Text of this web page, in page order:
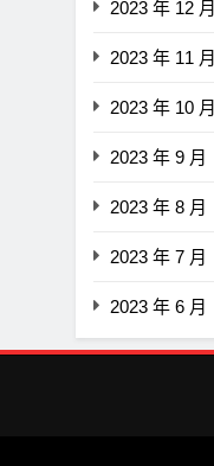
2023 年 12 月
2023 年 11 月
2023 年 10 月
2023 年 9 月
2023 年 8 月
2023 年 7 月
2023 年 6 月